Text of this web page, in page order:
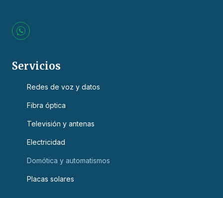
L
o
g
s
W
Servicios
Redes de voz y datos
Fibra óptica
Televisión y antenas
Electricidad
Domótica y automatismos
Placas solares